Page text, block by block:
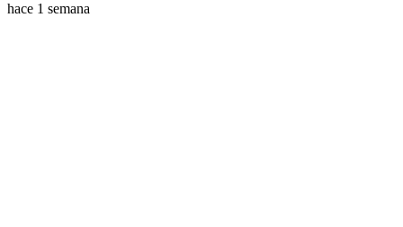
hace 1 semana